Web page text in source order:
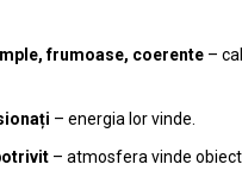
frumoase, coerente –
– energia lor vinde.
– atmosfera vinde